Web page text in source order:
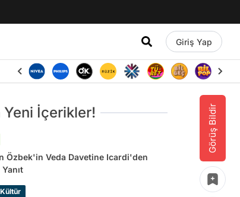
Giriş Yap
Görüş Bildir
Yeni İçerikler!
Özbek'in Veda Davetine Icardi'den